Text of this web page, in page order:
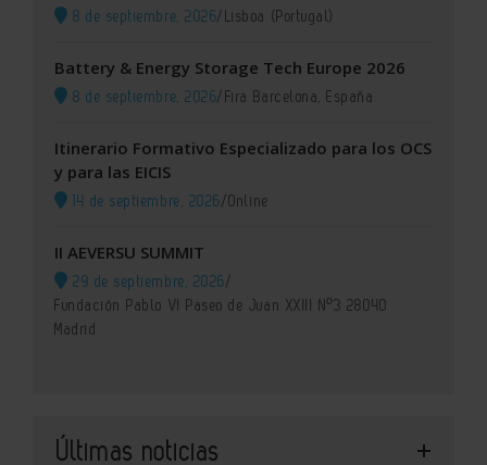
8 de septiembre, 2026/Lisboa (Portugal)
Battery & Energy Storage Tech Europe 2026
8 de septiembre, 2026/Fira Barcelona, España
Itinerario Formativo Especializado para los OCS
y para las EICIS
14 de septiembre, 2026/Online
II AEVERSU SUMMIT
29 de septiembre, 2026/
Fundación Pablo VI Paseo de Juan XXIII Nº3 28040
Madrid
Últimas noticias